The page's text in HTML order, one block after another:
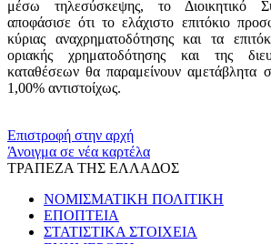
μέσω τηλεσύσκεψης, το Διοικητικό
αποφάσισε ότι το ελάχιστο επιτόκιο
κύριας αναχρηματοδότησης και τα
οριακής χρηματοδότησης και της
καταθέσεων θα παραμείνουν αμετάβλητα
1,00% αντιστοίχως.
Επιστροφή στην αρχή
Άνοιγμα σε νέα καρτέλα
ΤΡΑΠΕΖΑ ΤΗΣ ΕΛΛΑΔΟΣ
ΝΟΜΙΣΜΑΤΙΚΗ ΠΟΛΙΤΙΚΗ
ΕΠΟΠΤΕΙΑ
ΣΤΑΤΙΣΤΙΚΑ ΣΤΟΙΧΕΙΑ